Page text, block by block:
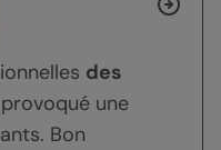
des
une
Bon